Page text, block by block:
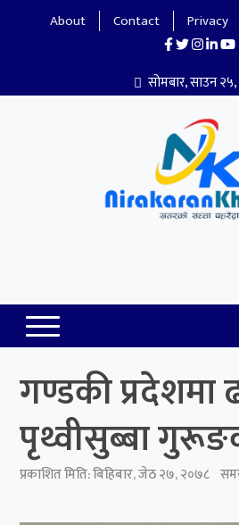
About Contact Privacy
सोमबार, साउन
गण्डकी प्रदेशमा
पृथ्वीसुब्बा
प्रकाशित मिति:बिहिबार, जेठ २७, २०७८